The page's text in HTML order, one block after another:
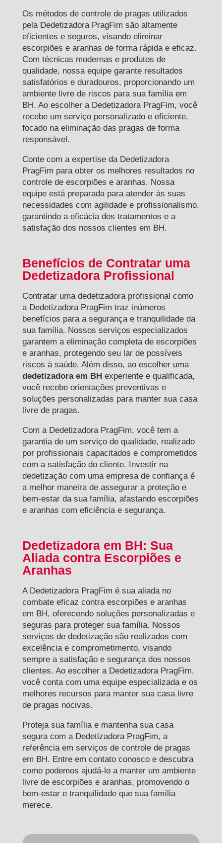
Os métodos de controle de pragas utilizados
pela Dedetizadora PragFim são altamente
eficientes e seguros, visando eliminar
escorpiões e aranhas de forma rápida e eficaz.
Com técnicas modernas e produtos de
qualidade, nossa equipe garante resultados
satisfatórios e duradouros, proporcionando um
ambiente livre de riscos para sua família em
BH. Ao escolher a Dedetizadora PragFim, você
recebe um serviço personalizado e eficiente,
focado na eliminação das pragas de forma
responsável.
Conte com a expertise da Dedetizadora
PragFim para obter os melhores resultados no
controle de escorpiões e aranhas. Nossa
equipe está preparada para atender às suas
necessidades com agilidade e profissionalismo,
garantindo a eficácia dos tratamentos e a
satisfação dos nossos clientes em BH.
Benefícios de Contratar uma
Dedetizadora Profissional
Contratar uma dedetizadora profissional como
a Dedetizadora PragFim traz inúmeros
benefícios para a segurança e tranquilidade da
sua família. Nossos serviços especializados
garantem a eliminação completa de escorpiões
e aranhas, protegendo seu lar de possíveis
riscos à saúde. Além disso, ao escolher uma
dedetizadora em BH experiente e qualificada,
você recebe orientações preventivas e
soluções personalizadas para manter sua casa
livre de pragas.
Com a Dedetizadora PragFim, você tem a
garantia de um serviço de qualidade, realizado
por profissionais capacitados e comprometidos
com a satisfação do cliente. Investir na
dedetização com uma empresa de confiança é
a melhor maneira de assegurar a proteção e
bem-estar da sua família, afastando escorpiões
e aranhas com eficiência e segurança.
Dedetizadora em BH: Sua
Aliada contra Escorpiões e
Aranhas
A Dedetizadora PragFim é sua aliada no
combate eficaz contra escorpiões e aranhas
em BH, oferecendo soluções personalizadas e
seguras para proteger sua família. Nossos
serviços de dedetização são realizados com
excelência e comprometimento, visando
sempre a satisfação e segurança dos nossos
clientes. Ao escolher a Dedetizadora PragFim,
você conta com uma equipe especializada e os
melhores recursos para manter sua casa livre
de pragas nocivas.
Proteja sua família e mantenha sua casa
segura com a Dedetizadora PragFim, a
referência em serviços de controle de pragas
em BH. Entre em contato conosco e descubra
como podemos ajudá-lo a manter um ambiente
livre de escorpiões e aranhas, promovendo o
bem-estar e tranquilidade que sua família
merece.